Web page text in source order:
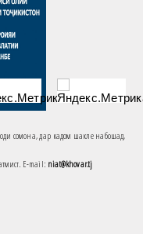
сомона, дар кадом шакле набошад,
E-mail: niat@khovar.tj